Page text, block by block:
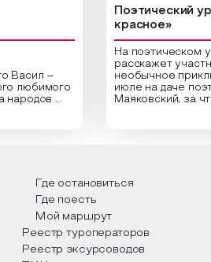
Васил –
любимого
народов
год в
какие
и
и
Кто такой
пришел, как
елочные
Поэтический
красное»
На поэтическом
расскажет
необычное
июле на даче
Маяковский, за
Твардовского и
каждой строчке
восхищение
яркому времени
Где остановиться
Где поесть
Мой маршрут
Реестр туроператоров
Реестр эксурсоводов